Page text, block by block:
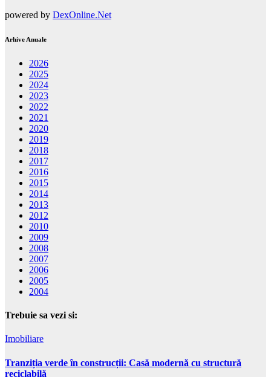
powered by DexOnline.Net
Arhive Anuale
2026
2025
2024
2023
2022
2021
2020
2019
2018
2017
2016
2015
2014
2013
2012
2010
2009
2008
2007
2006
2005
2004
Trebuie sa vezi si:
Imobiliare
Tranziția verde în construcții: Casă modernă cu structură
reciclabilă